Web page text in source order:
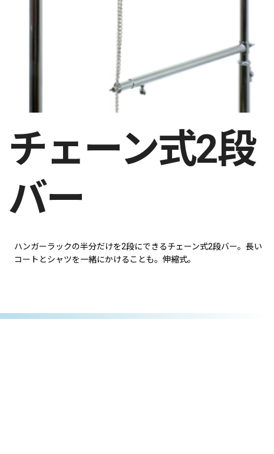
チェーン式2段
バー
ハンガーラックの半分だけを2段にできるチェーン式2段バー。長い
コートとシャツを一緒にかけることも。伸縮式。